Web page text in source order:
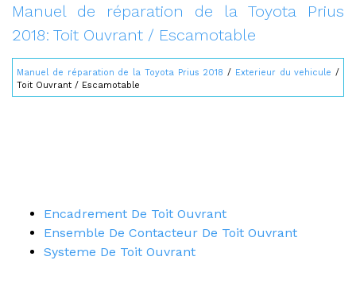
Manuel de réparation de la Toyota Prius
2018: Toit Ouvrant / Escamotable
Manuel de réparation de la Toyota Prius 2018 / Exterieur du vehicule /
Toit Ouvrant / Escamotable
Encadrement De Toit Ouvrant
Ensemble De Contacteur De Toit Ouvrant
Systeme De Toit Ouvrant